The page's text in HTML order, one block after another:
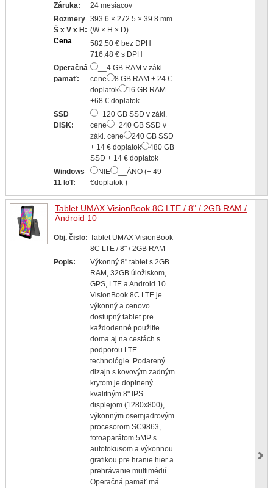
Záruka:
24 mesiacov
Rozmery
Š x V x H:
393.6 × 272.5 × 39.8 mm
(W × H × D)
Cena
582,50 € bez DPH
716,48 € s DPH
Operačná
pamäť:
__4 GB RAM v zákl.
cene
8 GB RAM + 24 €
doplatok
16 GB RAM
+68 € doplatok
SSD
DISK:
_120 GB SSD v zákl.
cene
_240 GB SSD v
zákl. cene
240 GB SSD
+ 14 € doplatok
480 GB
SSD + 14 € doplatok
Windows
11 IoT:
NIE
__ÁNO (+ 49
€doplatok )
Tablet UMAX VisionBook 8C LTE / 8" / 2GB RAM /
Android 10
Obj. čislo: Tablet UMAX VisionBook
8C LTE / 8" / 2GB RAM
Popis:
Výkonný 8" tablet s 2GB
RAM, 32GB úložiskom,
GPS, LTE a Android 10
VisionBook 8C LTE je
výkonný a cenovo
dostupný tablet pre
každodenné použitie
doma aj na cestách s
podporou LTE
technológie. Podarený
dizajn s kovovým zadným
krytom je doplnený
kvalitným 8" IPS
displejom (1280x800),
výkonným osemjadrovým
procesorom SC9863,
fotoaparátom 5MP s
autofokusom a výkonnou
grafikou pre hranie hier a
prehrávanie multimédií.
Operačná pamäť má